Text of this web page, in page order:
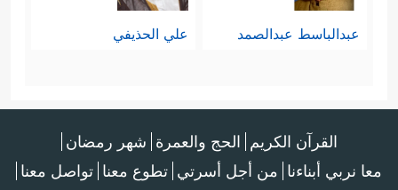
عبدالباسط عبدالصمد علي الحذيفي
القرآن الكريم الحج والعمرة شهر رمضان
معا نربي أبناءنا من أجل أسرتي تطوع معنا تواصل معنا